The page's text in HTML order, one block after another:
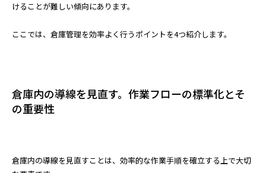
けることが難しい傾向にあります。
ここでは、倉庫管理を効率よく行うポイントを4つ紹介します。
倉庫内の導線を見直す。作業フローの標準化とそ
の重要性
倉庫内の導線を見直すことは、効率的な作業手順を確立する上で大切